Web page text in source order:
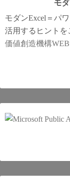
モ
モダンExcel＝パ
活用するヒントを
価値創造機構